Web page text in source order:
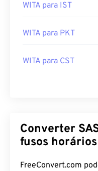
WITA para IST
WITA para PKT
WITA para CST
Converter
fusos horários
FreeConvert.com